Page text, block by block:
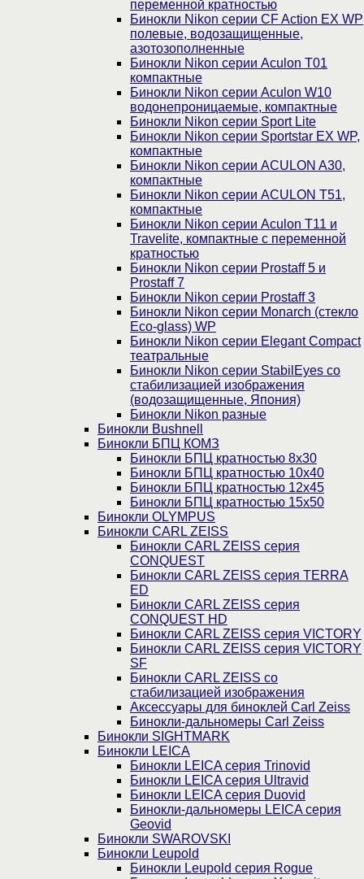
переменной кратностью
Бинокли Nikon серии СF Action EX WP
полевые, водозащищенные,
азотозополненные
Бинокли Nikon серии Aculon T01
компактные
Бинокли Nikon серии Aculon W10
водонепроницаемые, компактные
Бинокли Nikon серии Sport Lite
Бинокли Nikon серии Sportstar EX WP,
компактные
Бинокли Nikon серии ACULON A30,
компактные
Бинокли Nikon серии ACULON Т51,
компактные
Бинокли Nikon серии Aculon T11 и
Travelite, компактные с переменной
кратностью
Бинокли Nikon серии Prostaff 5 и
Prostaff 7
Бинокли Nikon серии Prostaff 3
Бинокли Nikon серии Monarch (стекло
Eco-glass) WP
Бинокли Nikon серии Elegant Compact
театральные
Бинокли Nikon серии StabilEyes со
стабилизацией изображения
(водозащищенные, Япония)
Бинокли Nikon разные
Бинокли Bushnell
Бинокли БПЦ КОМЗ
Бинокли БПЦ кратностью 8х30
Бинокли БПЦ кратностью 10х40
Бинокли БПЦ кратностью 12х45
Бинокли БПЦ кратностью 15х50
Бинокли OLYMPUS
Бинокли CARL ZEISS
Бинокли CARL ZEISS серия
CONQUEST
Бинокли CARL ZEISS серия TERRA
ED
Бинокли CARL ZEISS серия
CONQUEST HD
Бинокли CARL ZEISS серия VICTORY
Бинокли CARL ZEISS серия VICTORY
SF
Бинокли CARL ZEISS со
стабилизацией изображения
Аксессуары для биноклей Carl Zeiss
Бинокли-дальномеры Carl Zeiss
Бинокли SIGHTMARK
Бинокли LEICA
Бинокли LEICA серия Trinovid
Бинокли LEICA серия Ultravid
Бинокли LEICA серия Duovid
Бинокли-дальномеры LEICA серия
Geovid
Бинокли SWAROVSKI
Бинокли Leupold
Бинокли Leupold серия Rogue